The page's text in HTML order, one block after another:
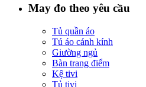
May đo theo yêu cầu
Tủ quần áo
Tú áo cánh kính
Giường ngủ
Bàn trang điểm
Kệ tivi
Tủ tivi